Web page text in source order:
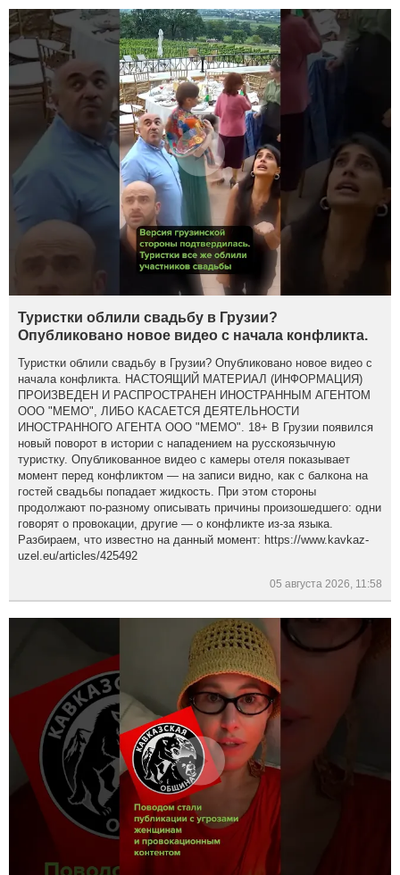
Туристки облили свадьбу в Грузии?
Опубликовано новое видео с начала конфликта.
Туристки облили свадьбу в Грузии? Опубликовано новое видео с
начала конфликта. НАСТОЯЩИЙ МАТЕРИАЛ (ИНФОРМАЦИЯ)
ПРОИЗВЕДЕН И РАСПРОСТРАНЕН ИНОСТРАННЫМ АГЕНТОМ
ООО "МЕМО", ЛИБО КАСАЕТСЯ ДЕЯТЕЛЬНОСТИ
ИНОСТРАННОГО АГЕНТА ООО "МЕМО". 18+ В Грузии появился
новый поворот в истории с нападением на русскоязычную
туристку. Опубликованное видео с камеры отеля показывает
момент перед конфликтом — на записи видно, как с балкона на
гостей свадьбы попадает жидкость. При этом стороны
продолжают по-разному описывать причины произошедшего: одни
говорят о провокации, другие — о конфликте из-за языка.
Разбираем, что известно на данный момент: https://www.kavkaz-
uzel.eu/articles/425492
05 августа 2026, 11:58